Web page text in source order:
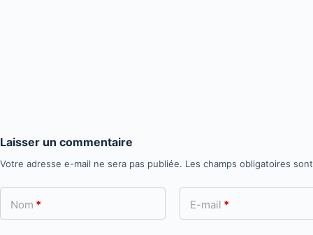
Laisser un commentaire
Votre adresse e-mail ne sera pas publiée. Les champs obligatoires
Nom * E-mail *